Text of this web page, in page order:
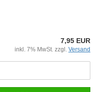
7,95 EUR
inkl. 7% MwSt. zzgl. Versand